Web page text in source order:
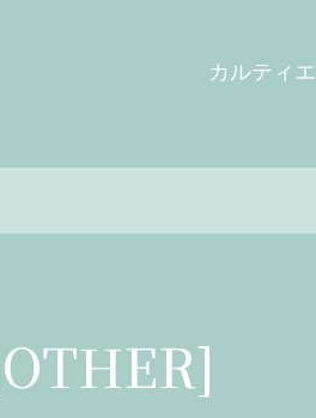
カルティエ